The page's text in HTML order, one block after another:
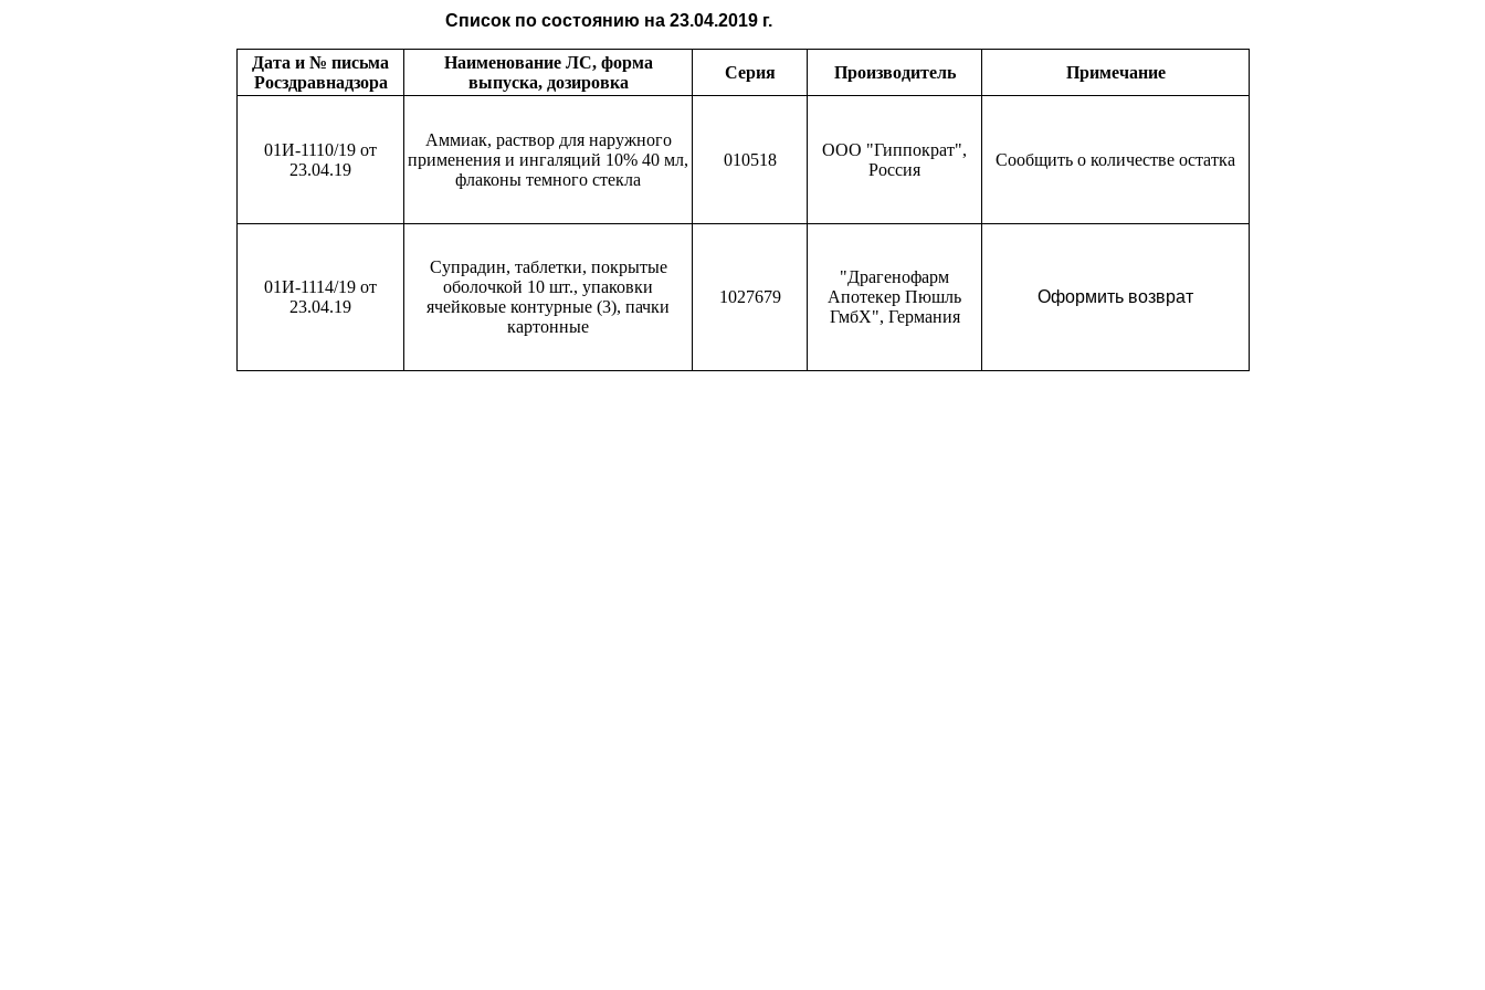
Список по состоянию на 23.04.2019 г.
Дата и № письма
Росздравнадзора
Наименование ЛС, форма
выпуска, дозировка
Серия Производитель Примечание
01И-1110/19 от
23.04.19
Аммиак, раствор для наружного
применения и ингаляций 10% 40 мл,
флаконы темного стекла
010518
ООО "Гиппократ",
Россия
Сообщить о количестве остатка
01И-1114/19 от
23.04.19
Супрадин, таблетки, покрытые
оболочкой 10 шт., упаковки
ячейковые контурные (3), пачки
картонные
1027679
"Драгенофарм
Апотекер Пюшль
ГмбХ", Германия
Оформить возврат